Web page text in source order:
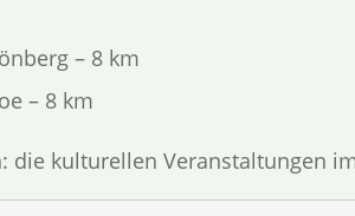
– 8 km
– 8 km
die kulturellen Veranstaltungen